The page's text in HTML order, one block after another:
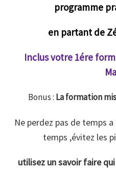
programme
en partant de
Inclus votre 1ére
Bonus : La formation
Ne perdez pas de temps
temps ,évitez les
utilisez un savoir faire